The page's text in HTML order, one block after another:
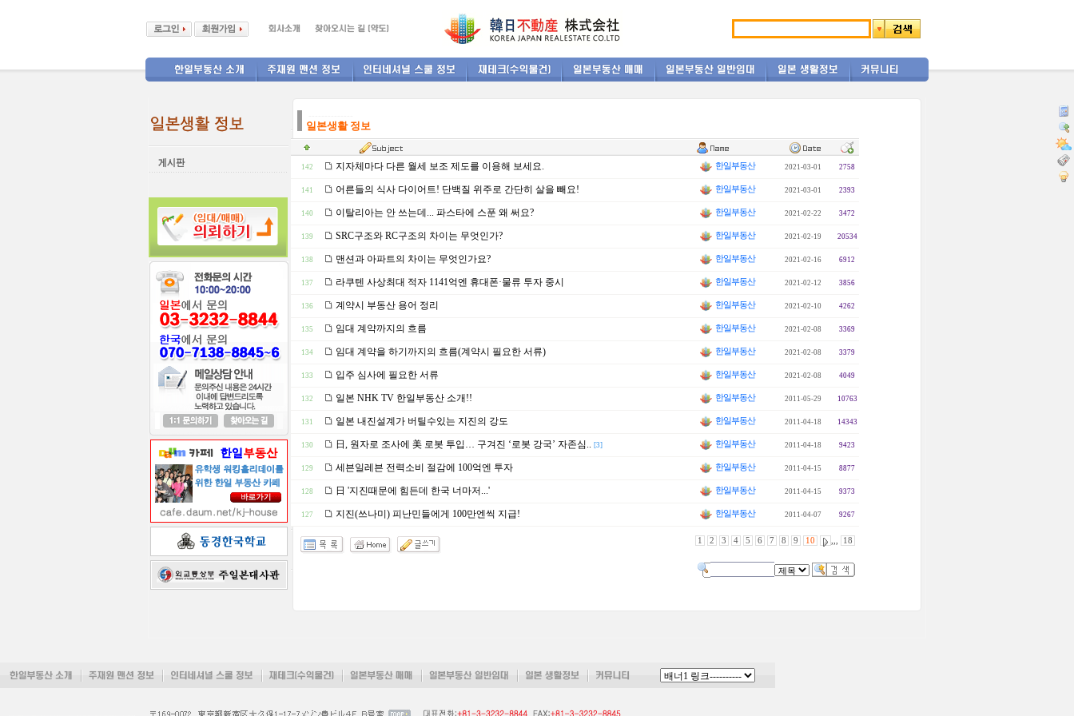
일본생활 정보
142 지자체마다 다른 월세 보조 제도를 이용해 보세요. 한일부동산 2021-03-01 2758
141 어른들의 식사 다이어트! 단백질 위주로 간단히 살을 빼요! 한일부동산 2021-03-01 2393
140 이탈리아는 안 쓰는데... 파스타에 스푼 왜 써요? 한일부동산 2021-02-22 3472
139 SRC구조와 RC구조의 차이는 무엇인가? 한일부동산 2021-02-19 20534
138 맨션과 아파트의 차이는 무엇인가요? 한일부동산 2021-02-16 6912
137 라쿠텐 사상최대 적자 1141억엔 휴대폰·물류 투자 중시 한일부동산 2021-02-12 3856
136 계약시 부동산 용어 정리 한일부동산 2021-02-10 4262
135 임대 계약까지의 흐름 한일부동산 2021-02-08 3369
134 임대 계약을 하기까지의 흐름(계약시 필요한 서류) 한일부동산 2021-02-08 3379
133 입주 심사에 필요한 서류 한일부동산 2021-02-08 4049
132 일본 NHK TV 한일부동산 소개!! 한일부동산 2011-05-29 10763
131 일본 내진설계가 버틸수있는 지진의 강도 한일부동산 2011-04-18 14343
130 日, 원자로 조사에 美 로봇 투입… 구겨진 ‘로봇 강국’ 자존심.. [3] 한일부동산 2011-04-18 9423
129 세븐일레븐 전력소비 절감에 100억엔 투자 한일부동산 2011-04-15 8877
128 日 '지진때문에 힘든데 한국 너마저...' 한일부동산 2011-04-15 9373
127 지진(쓰나미) 피난민들에게 100만엔씩 지급! 한일부동산 2011-04-07 9267
1 2 3 4 5 6 7 8 9 10 ,,, 18